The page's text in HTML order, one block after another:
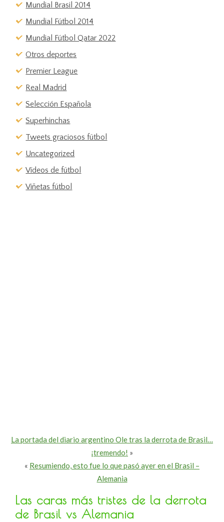
Mundial Brasil 2014
Mundial Fútbol 2014
Mundial Fútbol Qatar 2022
Otros deportes
Premier League
Real Madrid
Selección Española
Superhinchas
Tweets graciosos fútbol
Uncategorized
Vídeos de fútbol
Viñetas fútbol
La portada del diario argentino Ole tras la derrota de Brasil…
¡tremendo! »
« Resumiendo, esto fue lo que pasó ayer en el Brasil –
Alemania
Las caras más tristes de la derrota
de Brasil vs Alemania